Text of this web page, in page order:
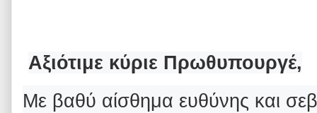
Αξιότιμε κύριε Πρωθυπουργέ,
Με βαθύ αίσθημα ευθύνης και